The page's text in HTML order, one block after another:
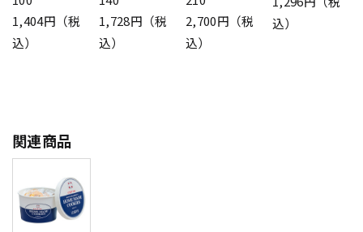
1,404円（税
込）
1,728円（税
込）
2,700円（税
込）
込）
関連商品